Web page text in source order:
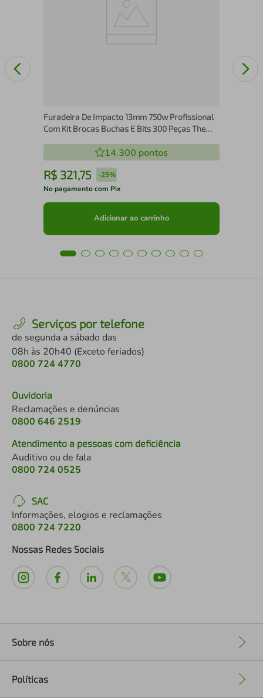
Furadeira De Impacto 13mm 750w Profissional
Com Kit Brocas Buchas E Bits 300 Peças The
14.300 pontos
R$ 321,75 -25%
No pagamento com Pix
Adicionar ao carrinho
Serviços por telefone
de segunda a sábado das
08h às 20h40 (Exceto feriados)
0800 724 4770
Ouvidoria
Reclamações e denúncias
0800 646 2519
Atendimento a pessoas com deficiência
Auditivo ou de fala
0800 724 0525
SAC
Informações, elogios e reclamações
0800 724 7220
Nossas Redes Sociais
Sobre nós
Políticas